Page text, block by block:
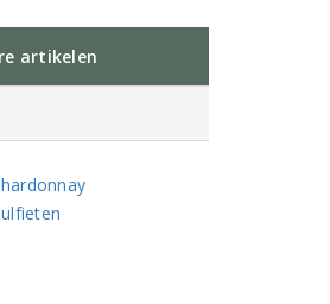
artikelen